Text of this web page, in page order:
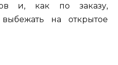
и, как по заказу,
на открытое